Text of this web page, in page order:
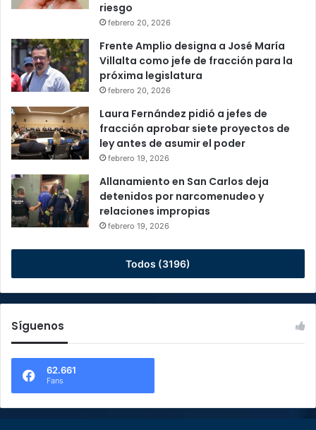
riesgo
febrero 20, 2026
Frente Amplio designa a José María
Villalta como jefe de fracción para la
próxima legislatura
febrero 20, 2026
Laura Fernández pidió a jefes de
fracción aprobar siete proyectos de
ley antes de asumir el poder
febrero 19, 2026
Allanamiento en San Carlos deja
detenidos por narcomenudeo y
relaciones impropias
febrero 19, 2026
Todos (3196)
Síguenos
62.661
Fans